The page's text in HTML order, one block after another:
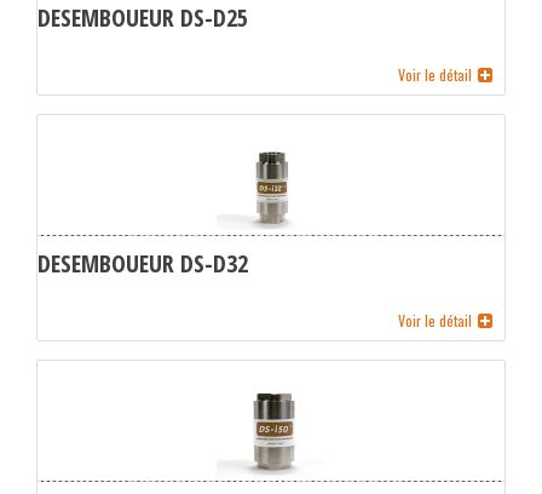
DESEMBOUEUR DS-D25
Voir le détail
DESEMBOUEUR DS-D32
Voir le détail